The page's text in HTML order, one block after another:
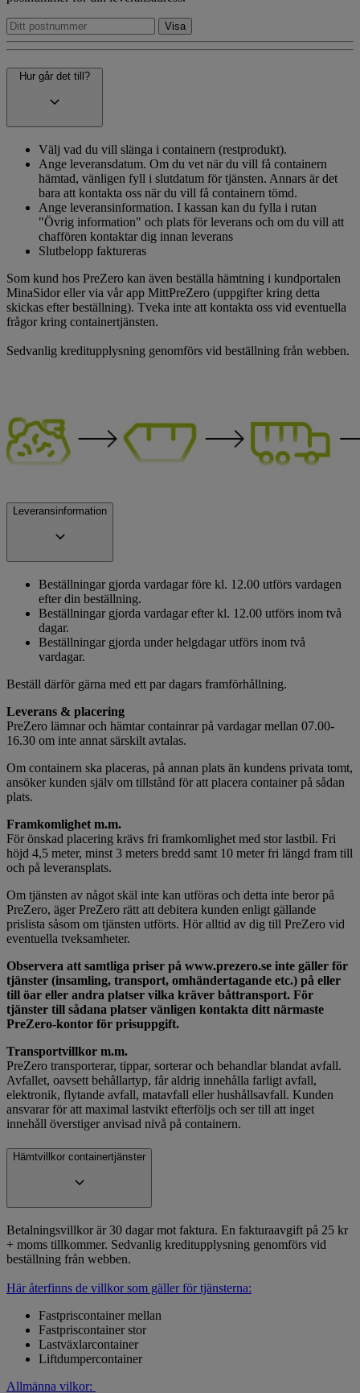
Hur går det till?
Välj vad du vill slänga i containern (restprodukt).
Ange leveransdatum. Om du vet när du vill få containern
hämtad, vänligen fyll i slutdatum för tjänsten. Annars är det
bara att kontakta oss när du vill få containern tömd.
Ange leveransinformation. I kassan kan du fylla i rutan
"Övrig information" och plats för leverans och om du vill att
chaffören kontaktar dig innan leverans
Slutbelopp faktureras
Som kund hos PreZero kan även beställa hämtning i kundportalen
MinaSidor eller via vår app MittPreZero (uppgifter kring detta
skickas efter beställning). Tveka inte att kontakta oss vid eventuella
frågor kring containertjänsten.
Sedvanlig kreditupplysning genomförs vid beställning från webben.
Leveransinformation
Beställningar gjorda vardagar före kl. 12.00 utförs vardagen
efter din beställning.
Beställningar gjorda vardagar efter kl. 12.00 utförs inom två
dagar.
Beställningar gjorda under helgdagar utförs inom två
vardagar.
Beställ därför gärna med ett par dagars framförhållning.
Leverans & placering
PreZero lämnar och hämtar containrar på vardagar mellan 07.00-
16.30 om inte annat särskilt avtalas.
Om containern ska placeras, på annan plats än kundens privata tomt,
ansöker kunden själv om tillstånd för att placera container på sådan
plats.
Framkomlighet m.m.
För önskad placering krävs fri framkomlighet med stor lastbil. Fri
höjd 4,5 meter, minst 3 meters bredd samt 10 meter fri längd fram till
och på leveransplats.
Om tjänsten av något skäl inte kan utföras och detta inte beror på
PreZero, äger PreZero rätt att debitera kunden enligt gällande
prislista såsom om tjänsten utförts. Hör alltid av dig till PreZero vid
eventuella tveksamheter.
Observera att samtliga priser på www.prezero.se inte gäller för
tjänster (insamling, transport, omhändertagande etc.) på eller
till öar eller andra platser vilka kräver båttransport. För
tjänster till sådana platser vänligen kontakta ditt närmaste
PreZero-kontor för prisuppgift.
Transportvillkor m.m.
PreZero transporterar, tippar, sorterar och behandlar blandat avfall.
Avfallet, oavsett behållartyp, får aldrig innehålla farligt avfall,
elektronik, flytande avfall, matavfall eller hushållsavfall. Kunden
ansvarar för att maximal lastvikt efterföljs och ser till att inget
innehåll överstiger anvisad nivå på containern.
Hämtvillkor containertjänster
Betalningsvillkor är 30 dagar mot faktura. En fakturaavgift på 25 kr
+ moms tillkommer. Sedvanlig kreditupplysning genomförs vid
beställning från webben.
Här återfinns de villkor som gäller för tjänsterna:
Fastpriscontainer mellan
Fastpriscontainer stor
Lastväxlarcontainer
Liftdumpercontainer
Allmänna vilkor: